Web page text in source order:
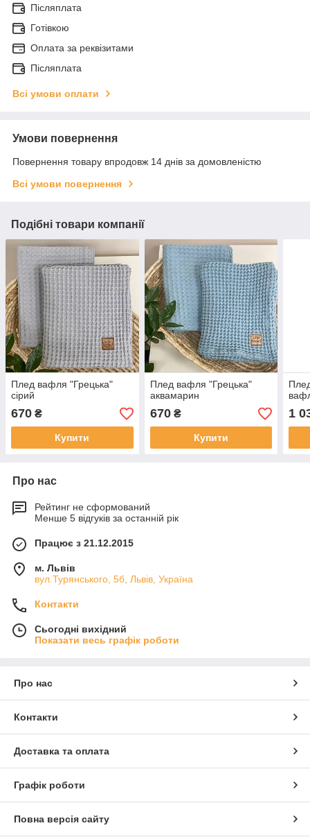
Післяплата
Готівкою
Оплата за реквізитами
Післяплата
Всі умови оплати
Умови повернення
Повернення товару впродовж 14 днів за домовленістю
Всі умови повернення
Подібні товари компанії
Плед вафля "Грецька"
сірий
670 ₴
Купити
Плед вафля "Грецька"
аквамарин
670₴
Купити
1
Про нас
Рейтинг не сформований
Менше 5 відгуків за останній рік
Працює з 21.12.2015
м. Львів
вул.Турянського, 5б, Львів, Україна
Контакти
Сьогодні вихідний
Показати весь графік роботи
Про нас
Контакти
Доставка та оплата
Графік роботи
Повна версія сайту